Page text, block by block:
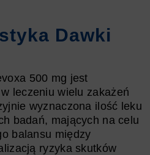
Dawki
500 mg jest
leczeniu wielu zakażeń
wyznaczona ilość leku
badań, mających na celu
balansu między
ryzyka skutków